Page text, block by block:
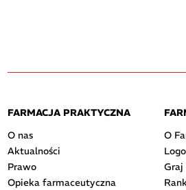
FARMACJA PRAKTYCZNA
O nas
Aktualności
Prawo
Opieka farmaceutyczna
O
Graj